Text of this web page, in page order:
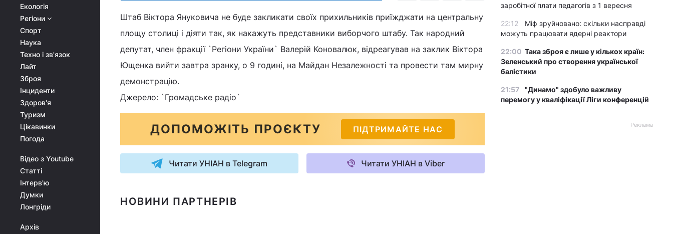
Екологія
Регіони
Спорт
Наука
Техно і зв'язок
Лайт
Зброя
Інциденти
Здоров'я
Туризм
Цікавинки
Погода
Відео з Youtube
Статті
Інтерв'ю
Думки
Лонгріди
Архів
Штаб Віктора Януковича не буде закликати своїх прихильників приїжджати на центральну
площу столиці і діяти так, як накажуть представники виборчого штабу. Так народний
депутат, член фракції `Регіони України` Валерій Коновалюк, відреагував на заклик Віктора
Ющенка вийти завтра зранку, о 9 годині, на Майдан Незалежності та провести там мирну
демонстрацію.
Джерело: `Громадське радіо`
ДОПОМОЖІТЬ ПРОЄКТУ ПІДТРИМАЙТЕ НАС
Читати УНІАН в Telegram Читати УНІАН в Viber
НОВИНИ ПАРТНЕРІВ
заробітної плати педагогів з 1 вересня
22:12
Міф зруйновано: скільки насправді
можуть працювати ядерні реактори
22:00 Така зброя є лише у кількох країн:
Зеленський про створення української
балістики
21:57
"Динамо" здобуло важливу
перемогу у кваліфікації Ліги конференцій
Реклама